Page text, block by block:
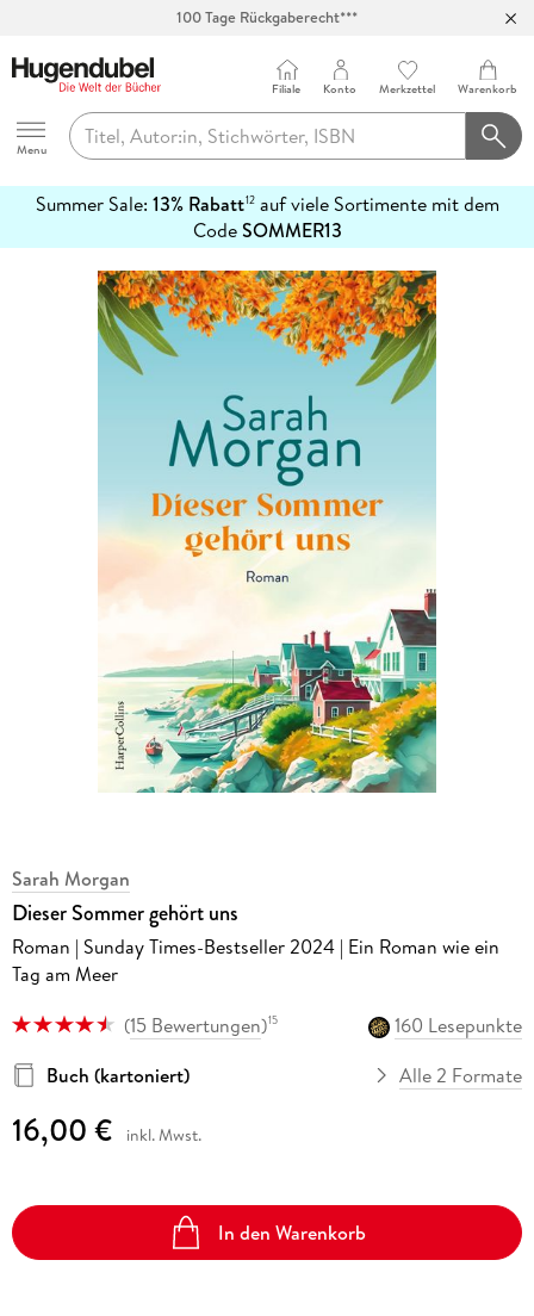
100 Tage Rückgaberecht***
Hugendubel
Menu
Filiale Konto Merkzettel Warenkorb
Summer Sale: 13% Rabatt12auf viele Sortimente mit dem
CodeSOMMER13
erfahren
Sarah Morgan
Dieser Sommer gehört uns
Roman | Sunday Times-Bestseller 2024 | Ein Roman wie ein
Tag am Meer
(15 Bewertungen)15
160 Lesepunkte
Buch (kartoniert)
Alle 2 Formate
16,00 € inkl. Mwst.
In den Warenkorb